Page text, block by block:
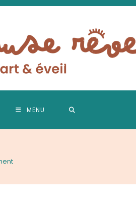
MENU